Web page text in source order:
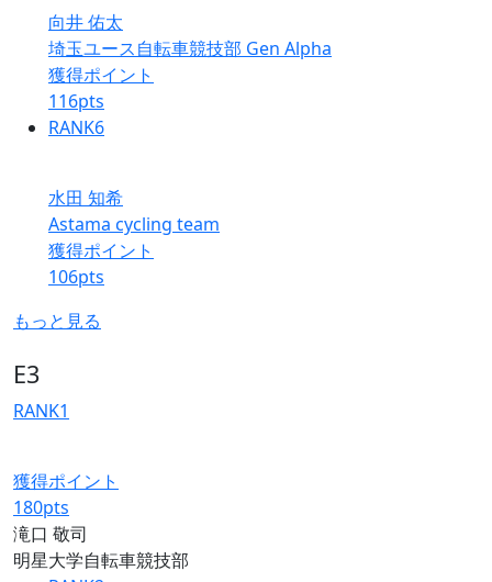
向井 佑太
埼玉ユース自転車競技部 Gen Alpha
獲得ポイント
116pts
RANK6
水田 知希
Astama cycling team
獲得ポイント
106pts
もっと見る
E3
RANK1
獲得ポイント
180pts
滝口 敬司
明星大学自転車競技部